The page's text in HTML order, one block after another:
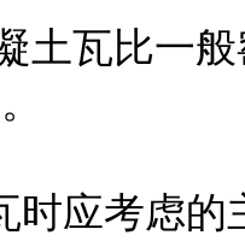
土瓦比一
时应考虑